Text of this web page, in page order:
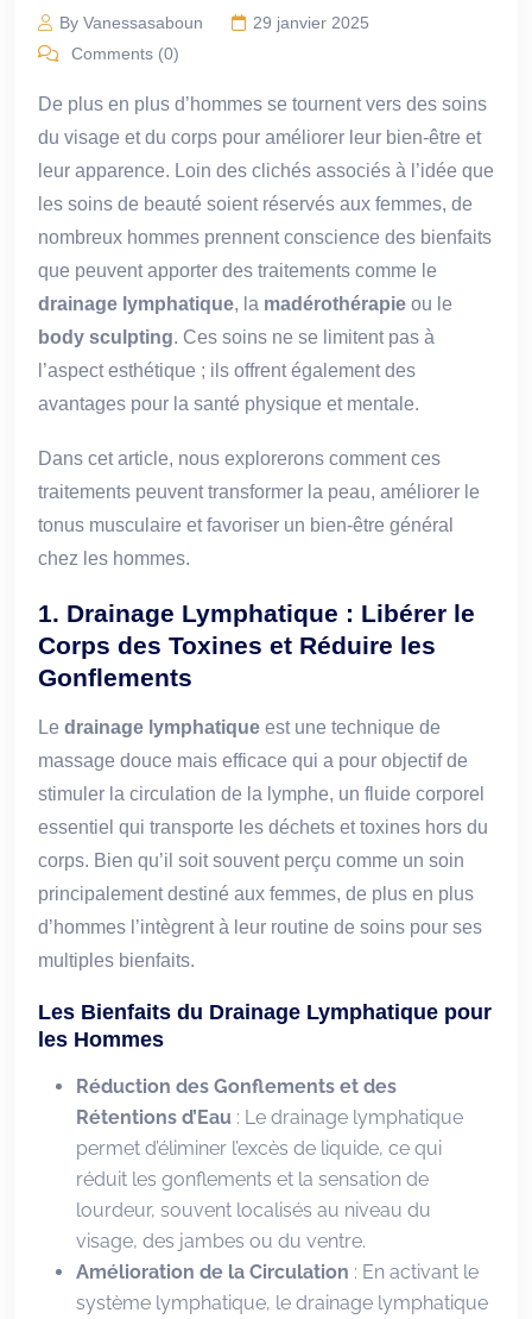
By Vanessasaboun
29 janvier 2025
Comments (0)
De plus en plus d’hommes se tournent vers des soins
du visage et du corps pour améliorer leur bien-être et
leur apparence. Loin des clichés associés à l’idée que
les soins de beauté soient réservés aux femmes, de
nombreux hommes prennent conscience des bienfaits
que peuvent apporter des traitements comme le
drainage lymphatique, la madérothérapie ou le
body sculpting. Ces soins ne se limitent pas à
l’aspect esthétique ; ils offrent également des
avantages pour la santé physique et mentale.
Dans cet article, nous explorerons comment ces
traitements peuvent transformer la peau, améliorer le
tonus musculaire et favoriser un bien-être général
chez les hommes.
1. Drainage Lymphatique : Libérer le
Corps des Toxines et Réduire les
Gonflements
Le drainage lymphatique est une technique de
massage douce mais efficace qui a pour objectif de
stimuler la circulation de la lymphe, un fluide corporel
essentiel qui transporte les déchets et toxines hors du
corps. Bien qu’il soit souvent perçu comme un soin
principalement destiné aux femmes, de plus en plus
d’hommes l’intègrent à leur routine de soins pour ses
multiples bienfaits.
Les Bienfaits du Drainage Lymphatique pour
les Hommes
Réduction des Gonflements et des
Rétentions d’Eau : Le drainage lymphatique
permet d’éliminer l’excès de liquide, ce qui
réduit les gonflements et la sensation de
lourdeur, souvent localisés au niveau du
visage, des jambes ou du ventre.
Amélioration de la Circulation : En activant le
système lymphatique, le drainage lymphatique